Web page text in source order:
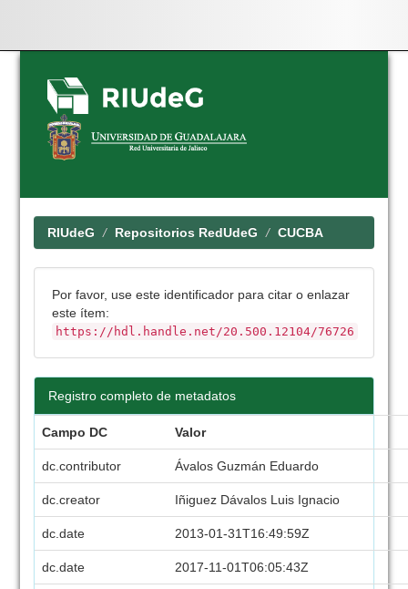
Skip
navigation
RIUdeG Repositorios RedUdeG CUCBA
Por favor, use este identificador para citar o enlazar
este ítem:
https://hdl.handle.net/20.500.12104/76726
Registro completo de metadatos
Campo DC Valor
dc.contributor Ávalos Guzmán Eduardo
dc.creator Iñiguez Dávalos Luis Ignacio
dc.date 2013-01-31T16:49:59Z
dc.date 2017-11-01T06:05:43Z